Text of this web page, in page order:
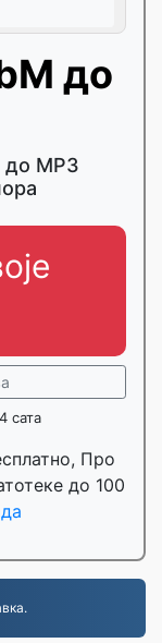
до
до MP3
сата
Про
до 100